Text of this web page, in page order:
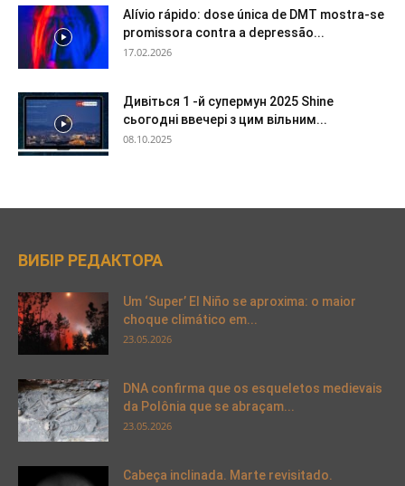
Alívio rápido: dose única de DMT mostra-se
promissora contra a depressão...
17.02.2026
Дивіться 1 -й супермун 2025 Shine
сьогодні ввечері з цим вільним...
08.10.2025
ВИБІР РЕДАКТОРА
Um ‘Super’ El Niño se aproxima: o maior
choque climático em...
23.05.2026
DNA confirma que os esqueletos medievais
da Polônia que se abraçam...
23.05.2026
Cabeça inclinada. Marte revisitado.